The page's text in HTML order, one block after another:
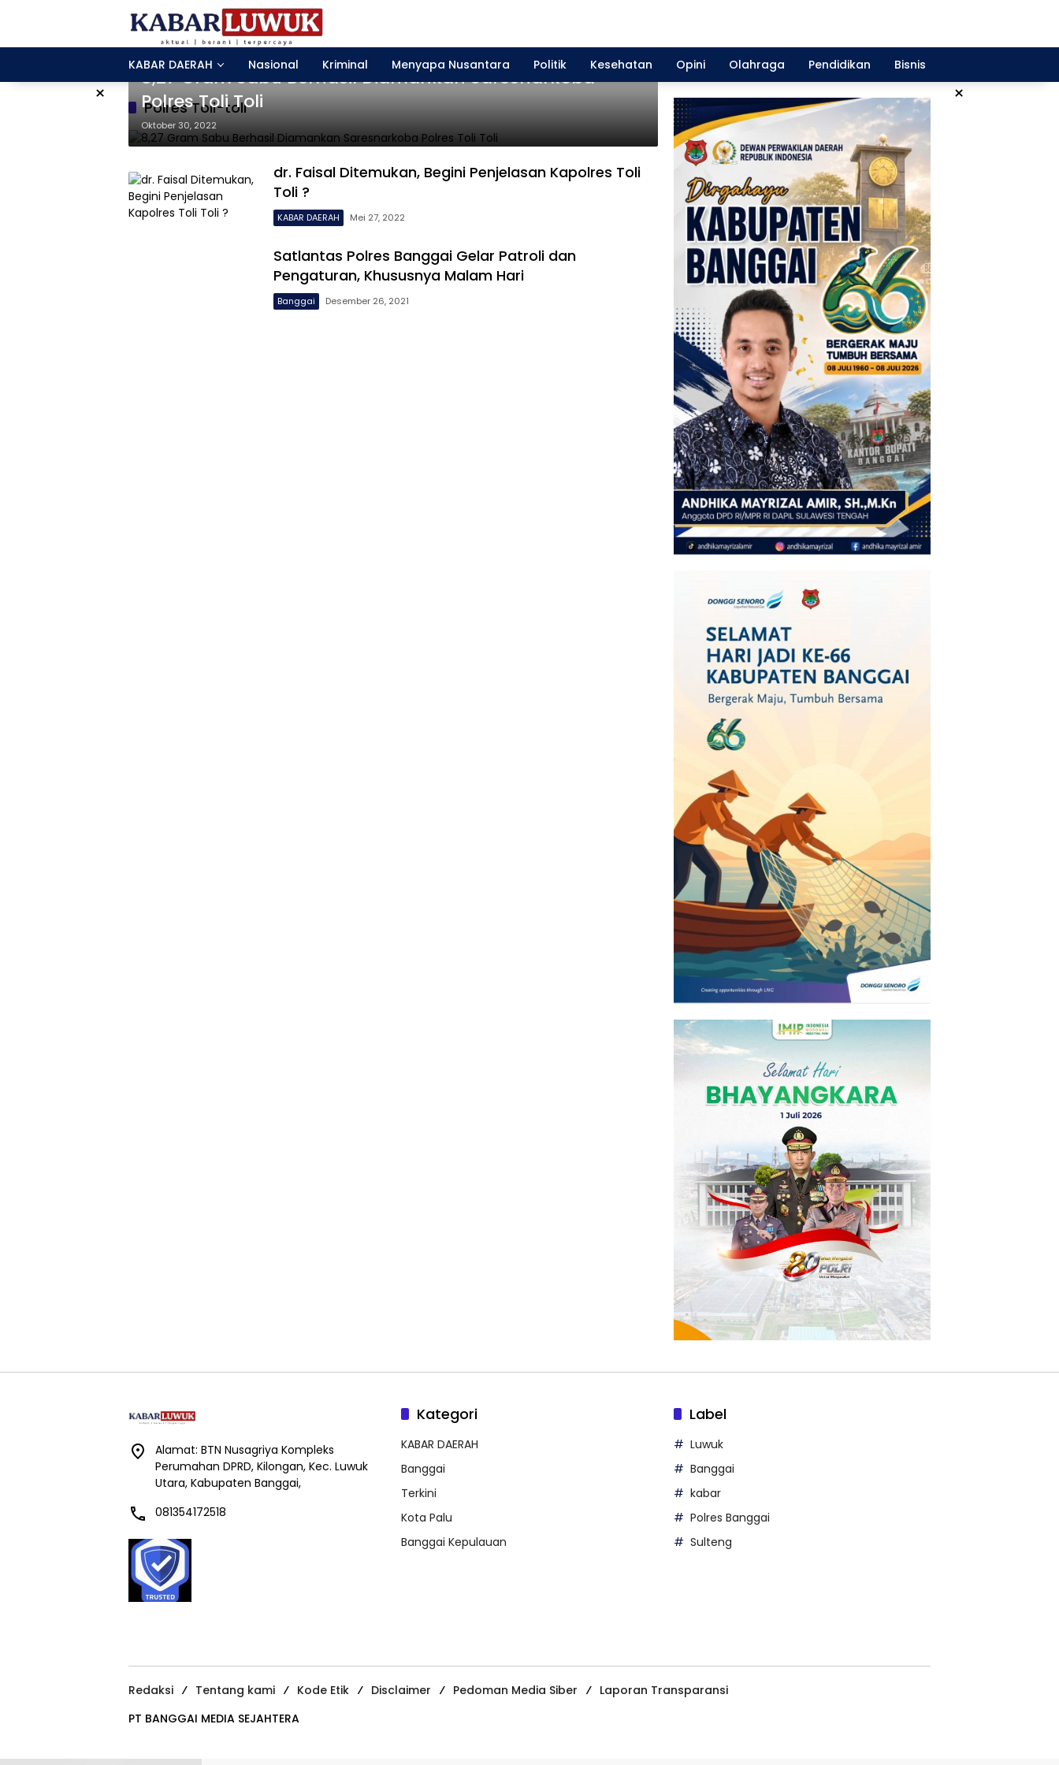
KABAR DAERAH
Nasional Kriminal Menyapa Nusantara Politik Kesehatan Opini Olahraga Pendidikan Bisnis
× ×
Polres Toli-toli
8,27 Gram Sabu Berhasil Diamankan Saresnarkoba
Polres Toli Toli
Oktober 30, 2022
dr. Faisal Ditemukan, Begini Penjelasan Kapolres Toli
Toli ?
KABAR DAERAH Mei 27, 2022
Satlantas Polres Banggai Gelar Patroli dan
Pengaturan, Khususnya Malam Hari
Banggai Desember 26, 2021
Alamat: BTN Nusagriya Kompleks
Perumahan DPRD, Kilongan, Kec. Luwuk
Utara, Kabupaten Banggai,
081354172518
Kategori
KABAR DAERAH
Banggai
Terkini
Kota Palu
Banggai Kepulauan
Label
Luwuk
Banggai
kabar
Polres Banggai
Sulteng
Redaksi Tentang kami Kode Etik Disclaimer Pedoman Media Siber
Laporan Transparansi
PT BANGGAI MEDIA SEJAHTERA